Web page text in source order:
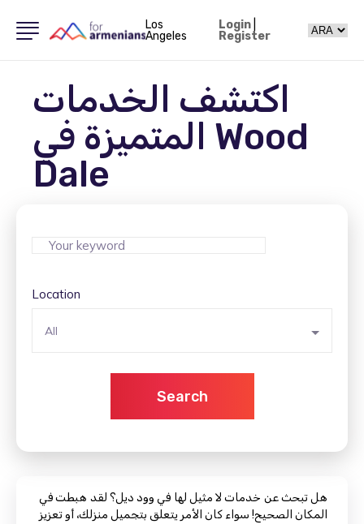
Los
Angeles
Login|
Register
اكتشف الخدمات
المتميزة في Wood
Dale
Location
All
Search
هل تبحث عن خدمات لا مثيل لها في وود ديل؟ لقد هبطت في
المكان الصحيح! سواء كان الأمر يتعلق بتجميل منزلك، أو تعزيز